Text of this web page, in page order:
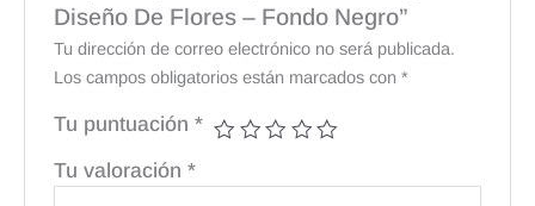
Diseño De Flores – Fondo Negro”
Tu dirección de correo electrónico no será publicada.
Los campos obligatorios están marcados con*
Tu puntuación*
Tu valoración*